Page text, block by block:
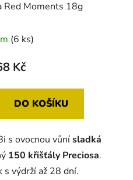
Red Moments 18g
hodnocení
produktu
5,0
hvězdiček.
(6 ks)
Kč
DO KOŠÍKU
s ovocnou vůnísladká
150 křišťály Preciosa.
výdrží až 28 dní.